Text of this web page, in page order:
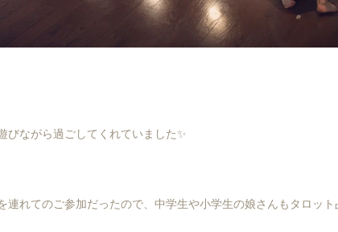
びながら過ごしてくれていました✨
連れてのご参加だったので、中学生や小学生の娘さんもタロッ